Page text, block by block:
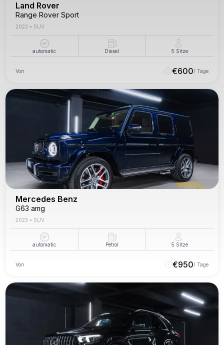
Land Rover
Range Rover Sport
2023 • SUV
automatic Diesel 5 Sitze
Von €600/ Tage
Mercedes Benz
G63 amg
2023 • SUV
automatic Petrol 5 Sitze
Von €950/ Tage